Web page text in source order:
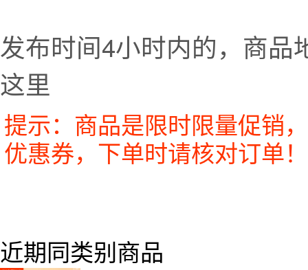
发布时间4小时内的，商品
这里
提示：商品是限时限量促销
优惠券，下单时请核对订单！
近期同类别商品